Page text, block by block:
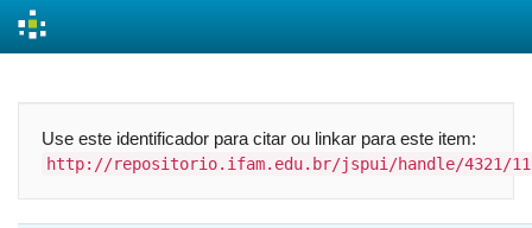
Use este identificador para citar ou linkar para este item:
http://repositorio.ifam.edu.br/jspui/handle/4321/